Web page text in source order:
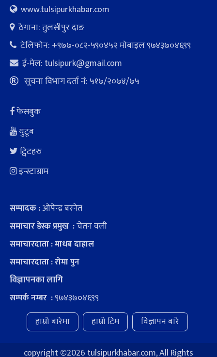
www.tulsipurkhabar.com
ठेगाना: तुलसीपुर दाङ
टेलिफोन: +९७७-०८२-५९०४५२ माेबाइल ९७४३७०४६९९
ई-मेल: tulsipurk@gmail.com
सूचना विभाग दर्ता नं: ५१७/२०७४/७५
फेसबुक
युटूब
ट्विटहरु
इन्स्टाग्राम
सम्पादक :ओपेन्द्र बस्नेत
समाचार डेस्क प्रमुख :चेतन वली
समाचारदाता : माधब दाहाल
समाचारदाता : रोमा पुन
विज्ञापनका लागि
सम्पर्क नम्बर :९७४३७०४६९९
हाम्रो बारेमा
हाम्रो टिम विज्ञापन बारे
copyright ©2026 tulsipurkhabar.com, All Rights